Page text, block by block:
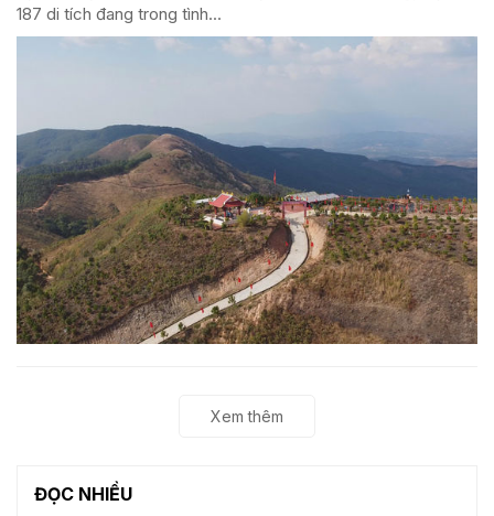
187 di tích đang trong tình...
Xem thêm
ĐỌC NHIỀU